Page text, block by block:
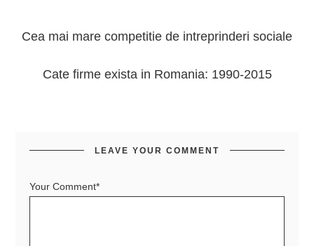
Cea mai mare competitie de intreprinderi sociale
Cate firme exista in Romania: 1990-2015
LEAVE YOUR COMMENT
Your Comment*